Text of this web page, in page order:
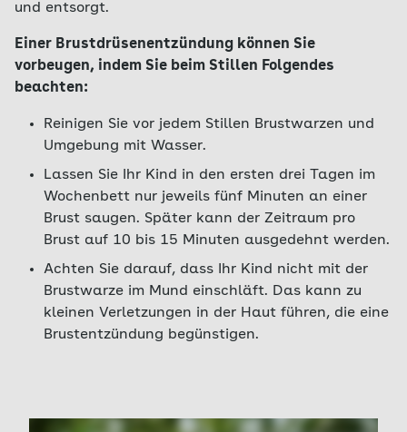
und entsorgt.
Einer Brustdrüsenentzündung können Sie
vorbeugen, indem Sie beim Stillen Folgendes
beachten:
Reinigen Sie vor jedem Stillen Brustwarzen und
Umgebung mit Wasser.
Lassen Sie Ihr Kind in den ersten drei Tagen im
Wochenbett nur jeweils fünf Minuten an einer
Brust saugen. Später kann der Zeitraum pro
Brust auf 10 bis 15 Minuten ausgedehnt werden.
Achten Sie darauf, dass Ihr Kind nicht mit der
Brustwarze im Mund einschläft. Das kann zu
kleinen Verletzungen in der Haut führen, die eine
Brustentzündung begünstigen.